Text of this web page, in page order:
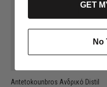
Antetokounbros Ανδρικό Distil
GET
No